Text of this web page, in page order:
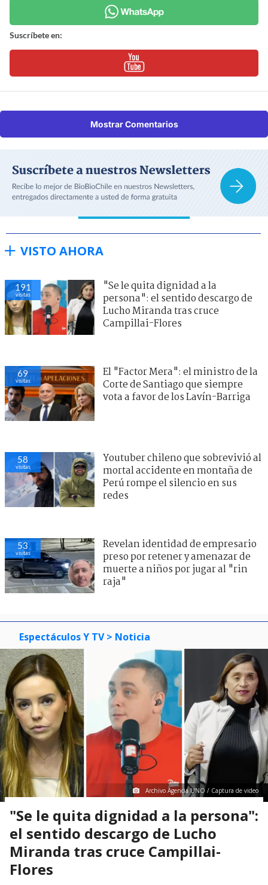
Suscríbete en:
Mostrar Comentarios
VISTO AHORA
191
visitas
"Se le quita dignidad a la
persona": el sentido descargo de
Lucho Miranda tras cruce
Campillai-Flores
69
visitas
El "Factor Mera": el ministro de la
Corte de Santiago que siempre
vota a favor de los Lavín-Barriga
58
visitas
Youtuber chileno que sobrevivió al
mortal accidente en montaña de
Perú rompe el silencio en sus
redes
53
visitas
Revelan identidad de empresario
preso por retener y amenazar de
muerte a niños por jugar al "rin
raja"
Espectáculos Y TV > Noticia
Archivo Agencia UNO / Captura de video
"Se le quita dignidad a la persona":
el sentido descargo de Lucho
Miranda tras cruce Campillai-
Flores